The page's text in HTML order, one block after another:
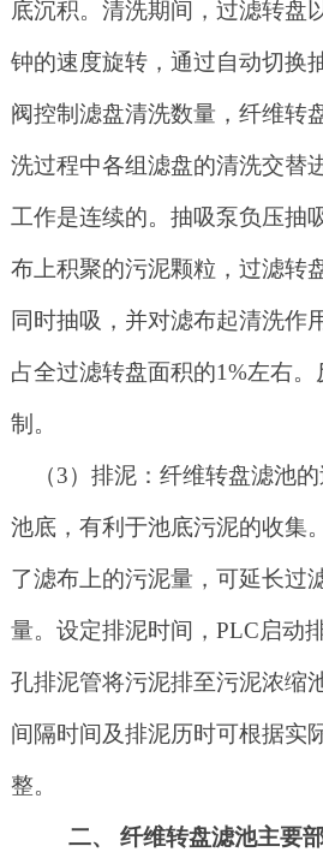
底沉积。清洗期间，过滤转盘
钟的速度旋转，通过自动切换
阀控制滤盘清洗数量，纤维转
洗过程中各组滤盘的清洗交替
工作是连续的。抽吸泵负压抽
布上积聚的污泥颗粒，过滤转
同时抽吸，并对滤布起清洗作
占全过滤转盘面积的1%左右
制。
（3）排泥：纤维转盘滤池
池底，有利于池底污泥的收集
了滤布上的污泥量，可延长过
量。设定排泥时间，PLC启动
孔排泥管将污泥排至污泥浓缩
间隔时间及排泥历时可根据实
整。
二、 纤维转盘滤池主要